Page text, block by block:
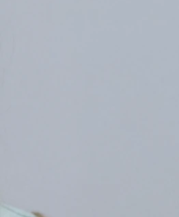
Psychologische
Psyche und sozialen
Folgeprobleme angegriffen.
Bedrohung. Studien zufolge tritt
oder Angst.